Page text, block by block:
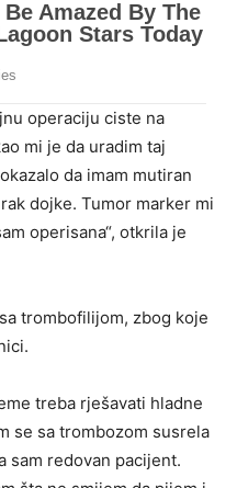
operaciju ciste na
mi je da uradim taj
da imam mutiran
dojke. Tumor marker mi
operisana“, otkrila je
trombofilijom, zbog koje
treba rješavati hladne
se sa trombozom susrela
sam redovan pacijent.